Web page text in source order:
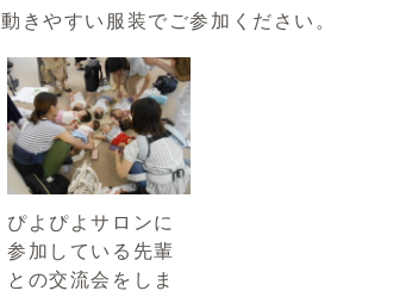
動きやすい服装でご参加ください。
ぴよぴよサロンに
参加している先輩
との交流会をしま